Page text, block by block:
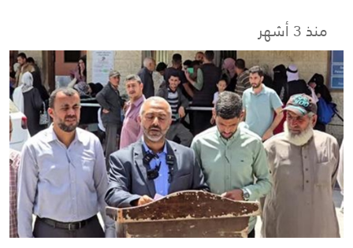
منذ 3 أشهر